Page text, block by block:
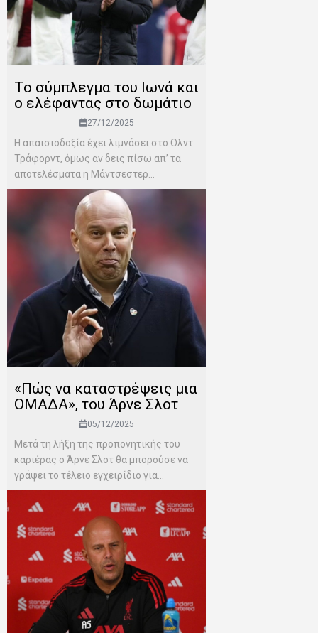
Το σύμπλεγμα του Ιωνά και
ο ελέφαντας στο δωμάτιο
27/12/2025
Η απαισιοδοξία έχει λιμνάσει στο Ολντ
Τράφορντ, όμως αν δεις πίσω απ’ τα
αποτελέσματα η Μάντσεστερ...
«Πώς να καταστρέψεις μια
ΟΜΑΔΑ», του Άρνε Σλοτ
05/12/2025
Μετά τη λήξη της προπονητικής του
καριέρας ο Άρνε Σλοτ θα μπορούσε να
γράψει το τέλειο εγχειρίδιο για...